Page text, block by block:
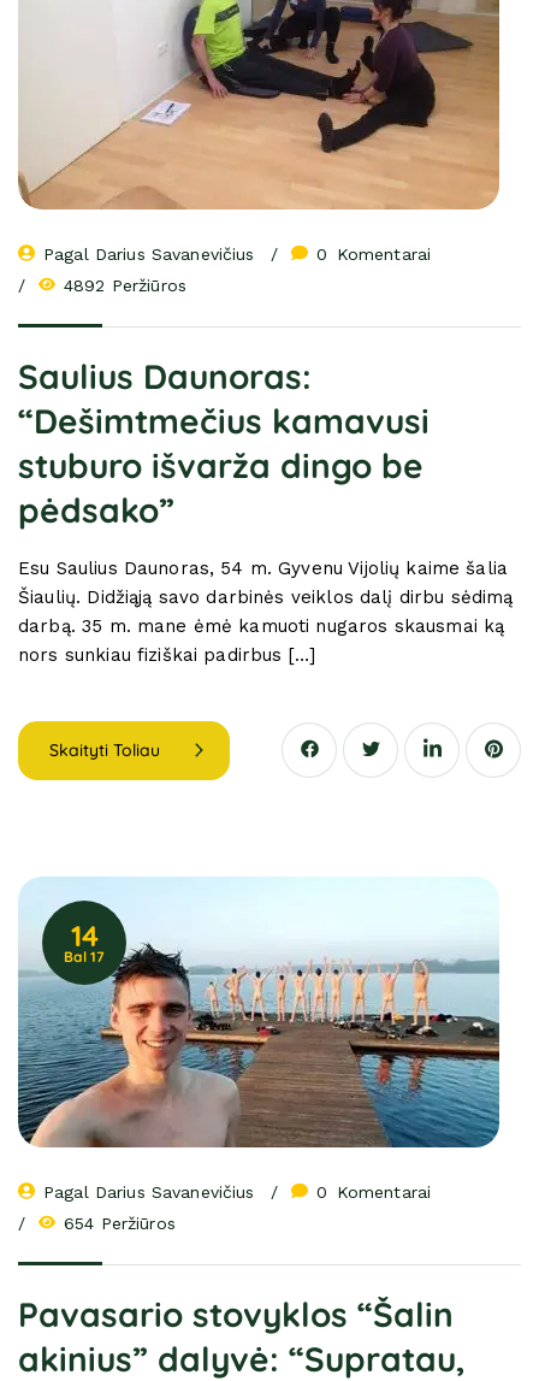
Pagal Darius Savanevičius 0
Komentarai
4892 Peržiūros
Saulius Daunoras:
“Dešimtmečius kamavusi
stuburo išvarža dingo be
pėdsako”
Esu Saulius Daunoras, 54 m. Gyvenu Vijolių kaime šalia
Šiaulių. Didžiąją savo darbinės veiklos dalį dirbu sėdimą
darbą. 35 m. mane ėmė kamuoti nugaros skausmai ką
nors sunkiau fiziškai padirbus […]
Skaityti Toliau
14
Bal 17
Pagal Darius Savanevičius 0
Komentarai
654 Peržiūros
Pavasario stovyklos “Šalin
akinius” dalyvė: “Supratau,